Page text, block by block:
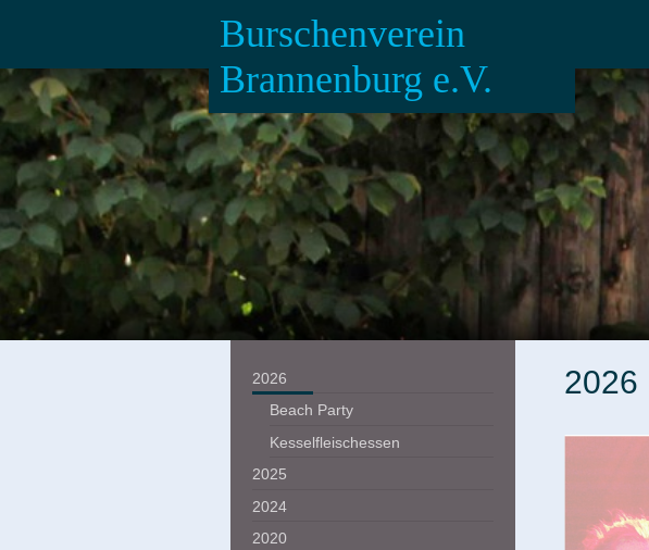
Burschenverein
Brannenburg e.V.
2026
2026
Beach Party
Kesselfleischessen
2025
2024
2020